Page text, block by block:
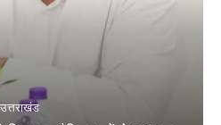
उत्तराखंड